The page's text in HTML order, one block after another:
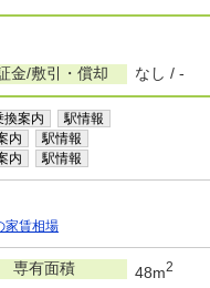
金/敷引・償却 なし / -
換案内 駅情報
内 駅情報
内 駅情報
家賃相場
専有面積 48m2